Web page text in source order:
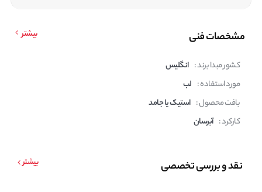
مشخصات فنی بیشتر
کشور مبدا برند : انگلیس
مورد استفاده : لب
بافت محصول : استیک یا جامد
کارکرد : آبرسان
نقد و بررسی تخصصی بیشتر